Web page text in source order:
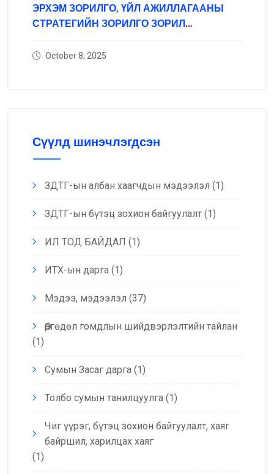
ЭРХЭМ ЗОРИЛГО, ҮЙЛ АЖИЛЛАГААНЫ
СТРАТЕГИЙН ЗОРИЛГО ЗОРИЛ
October 8, 2025
Сүүлд шинэчлэгдсэн
ЗДТГ-ын албан хаагчдын мэдээлэл (1)
ЗДТГ-ын бүтэц зохион байгуулалт (1)
ИЛ ТОД БАЙДАЛ (1)
ИТХ-ын дарга (1)
Мэдээ, мэдээлэл (37)
Өргөдөл гомдлын шийдвэрлэлтийн тайлан
(1)
Сумын Засаг дарга (1)
Толбо сумын танилцуулга (1)
Чиг үүрэг, бүтэц зохион байгуулалт, хаяг
байршил, харилцах хаяг
(1)